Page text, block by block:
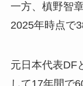
一方、槙野智
2025年時点で
元日本代表DF